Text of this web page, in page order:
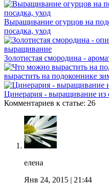
Выращивание огурцов на
посадка, уход
Золотистая смородина -
вырастить на подоконнике
Цинерария - выращивание из
Комментариев к статье: 26
елена
Янв 24, 2015 | 21:44